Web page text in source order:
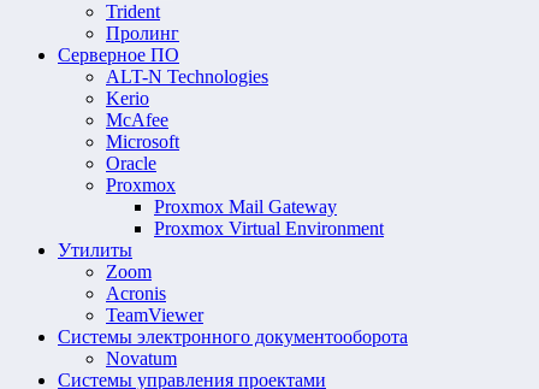
Trident
Пролинг
Серверное ПО
ALT-N Technologies
Kerio
McAfee
Microsoft
Oracle
Proxmox
Proxmox Mail Gateway
Proxmox Virtual Environment
Утилиты
Zoom
Acronis
TeamViewer
Системы электронного документооборота
Novatum
Системы управления проектами